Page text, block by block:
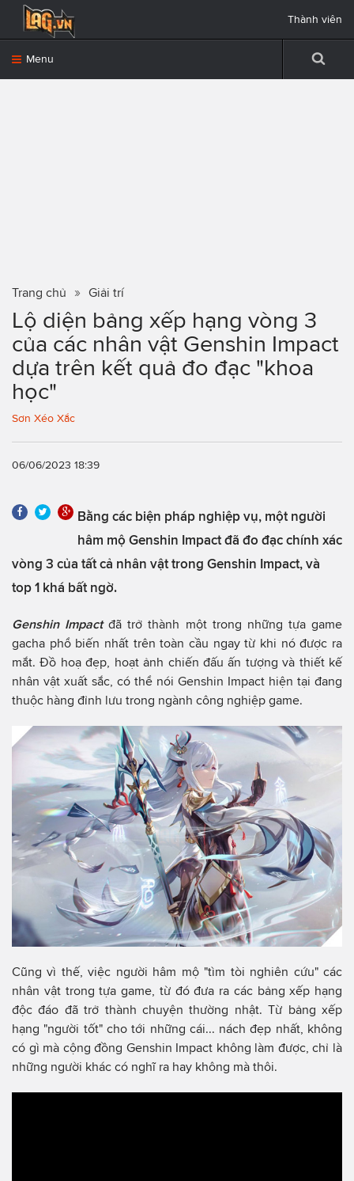
Menu
Thành viên
Trang chủ Giải trí
Lộ diện bảng xếp hạng vòng 3
của các nhân vật Genshin Impact
dựa trên kết quả đo đạc "khoa
học"
Sơn Xéo Xắc
06/06/2023 18:39
Bằng các biện pháp nghiệp vụ, một người
hâm mộ Genshin Impact đã đo đạc chính xác
vòng 3 của tất cả nhân vật trong Genshin Impact, và
top 1 khá bất ngờ.
Genshin Impactđã trở thành một trong những tựa game
gacha phổ biến nhất trên toàn cầu ngay từ khi nó được ra
mắt. Đồ hoạ đẹp, hoạt ảnh chiến đấu ấn tượng và thiết kế
nhân vật xuất sắc, có thể nói Genshin Impact hiện tại đang
thuộc hàng đỉnh lưu trong ngành công nghiệp game.
Cũng vì thế, việc người hâm mộ "tìm tòi nghiên cứu" các
nhân vật trong tựa game, từ đó đưa ra các bảng xếp hạng
độc đáo đã trở thành chuyện thường nhật. Từ bảng xếp
hạng "người tốt" cho tới những cái... nách đẹp nhất, không
có gì mà cộng đồng Genshin Impact không làm được, chỉ là
những người khác có nghĩ ra hay không mà thôi.